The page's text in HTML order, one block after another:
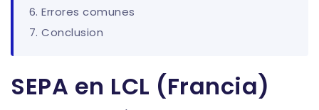
Errores comunes
Conclusion
SEPA en LCL (Francia)